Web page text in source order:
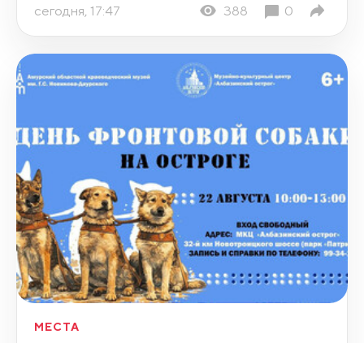
сегодня, 17:47 388 0
МЕСТА